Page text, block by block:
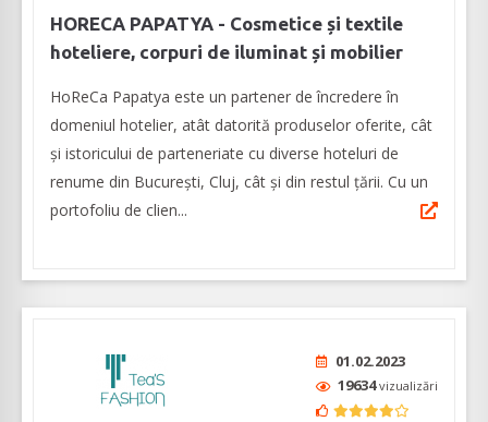
HORECA PAPATYA - Cosmetice și textile
hoteliere, corpuri de iluminat și mobilier
HoReCa Papatya este un partener de încredere în
domeniul hotelier, atât datorită produselor oferite, cât
și istoricului de parteneriate cu diverse hoteluri de
renume din București, Cluj, cât și din restul țării. Cu un
portofoliu de clien...
01.02.2023
19634vizualizări